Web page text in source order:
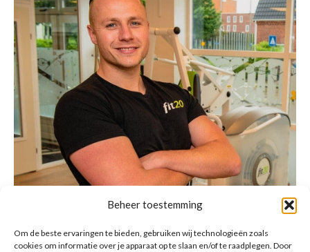
Beheer toestemming
Om de beste ervaringen te bieden, gebruiken wij technologieën zoals
cookies om informatie over je apparaat op te slaan en/of te raadplegen. Door